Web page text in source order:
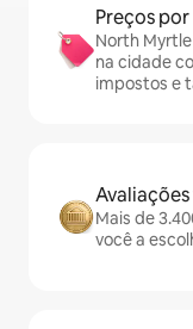
Preços
North
na cidade
impostos e
Mais de
você a